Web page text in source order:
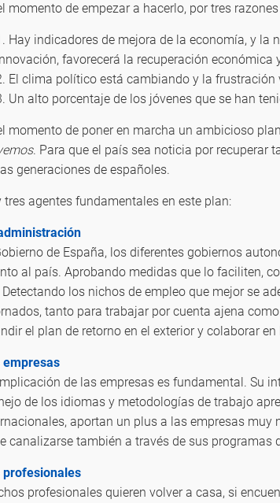
momento de empezar a hacerlo, por tres
Hay indicadores de mejora de la economía, y la
favorecerá la recuperación
El clima político está cambiando y la frustración
Un alto porcentaje de los jóvenes que se han
momento de poner en marcha un ambicioso
. Para que el país sea noticia por recuperar
generaciones de españoles.
tres agentes fundamentales en este plan:
de España, los diferentes gobiernos
al país. Aprobando medidas que lo faciliten,
Detectando los nichos de empleo que mejor se
tanto para trabajar por cuenta ajena
el plan de retorno en el exterior y colaborar
empresas
de las empresas es fundamental. Su
de los idiomas y metodologías de trabajo
aportan un plus a las empresas
canalizarse también a través de sus
profesionales
profesionales quieren volver a casa, si